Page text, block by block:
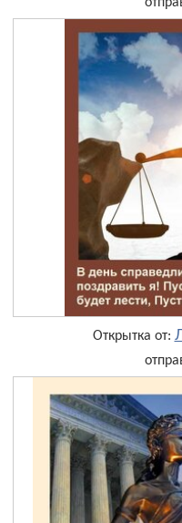
Открытка от: